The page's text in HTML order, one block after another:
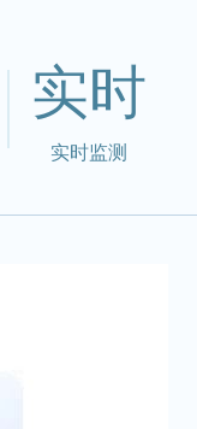
实时
实时监测